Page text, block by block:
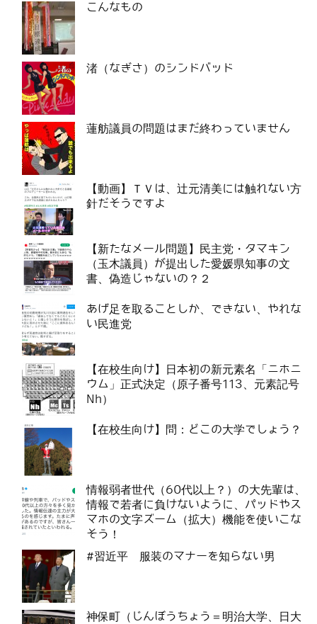
こんなもの
渚（なぎさ）のシンドバッド
蓮舫議員の問題はまだ終わっていません
【動画】ＴＶは、辻元清美には触れない方
針だそうですよ
【新たなメール問題】民主党・タマキン
（玉木議員）が提出した愛媛県知事の文
書、偽造じゃないの？２
あげ足を取ることしか、できない、やれな
い民進党
【在校生向け】日本初の新元素名「ニホニ
ウム」正式決定（原子番号113、元素記号
Nh）
【在校生向け】問：どこの大学でしょう？
情報弱者世代（60代以上？）の大先輩は、
情報で若者に負けないように、パッドやス
マホの文字ズーム（拡大）機能を使いこな
そう！
#習近平 服装のマナーを知らない男
神保町（じんぼうちょう＝明治大学、日大